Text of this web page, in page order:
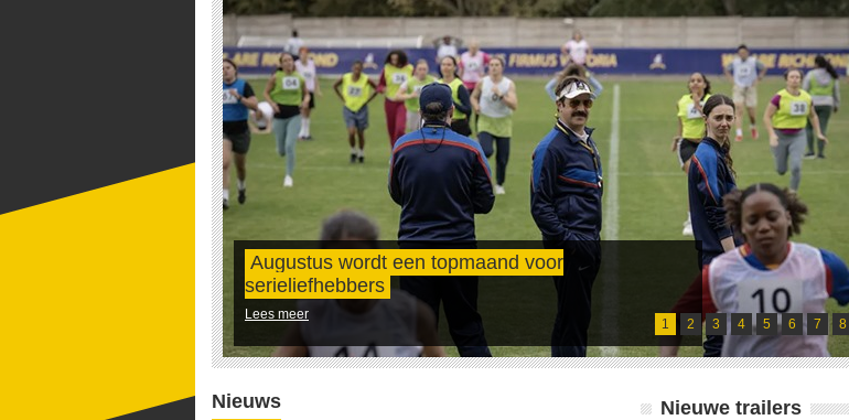
Augustus wordt een topmaand voor
serieliefhebbers
Lees meer
1 2 3 4 5 6 7 8
Nieuws Nieuwe trailers